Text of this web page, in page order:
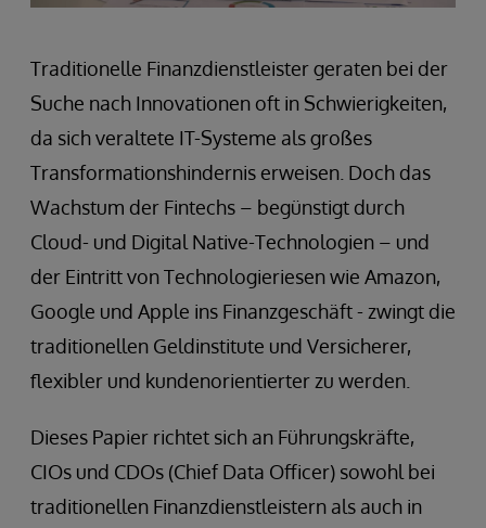
Traditionelle Finanzdienstleister geraten bei der
Suche nach Innovationen oft in Schwierigkeiten,
da sich veraltete IT-Systeme als großes
Transformationshindernis erweisen. Doch das
Wachstum der Fintechs – begünstigt durch
Cloud- und Digital Native-Technologien – und
der Eintritt von Technologieriesen wie Amazon,
Google und Apple ins Finanzgeschäft - zwingt die
traditionellen Geldinstitute und Versicherer,
flexibler und kundenorientierter zu werden.
Dieses Papier richtet sich an Führungskräfte,
CIOs und CDOs (Chief Data Officer) sowohl bei
traditionellen Finanzdienstleistern als auch in